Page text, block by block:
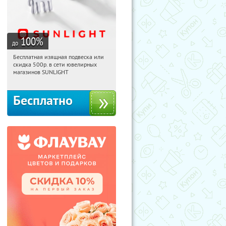
до 100%
10:23:40 Получили:
Россия
Бесплатная изящная подвеска или
скидка 500р. в сети ювелирных
магазинов SUNLIGHT
Бесплатно